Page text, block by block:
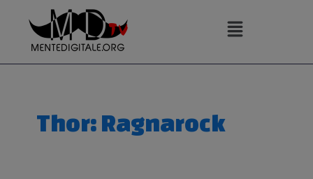
contenuto
Thor: Ragnarock